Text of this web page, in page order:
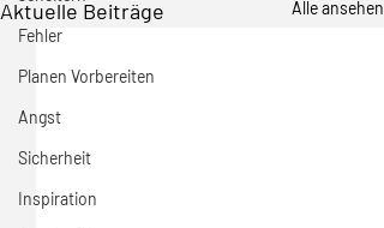
Fehler
Planen Vorbereiten
Angst
Sicherheit
Inspiration
Aktuelle Beiträge Alle ansehen